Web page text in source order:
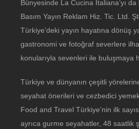
Bünyesinde La Cucina Italiana’yı
Basım Yayın Reklam Hiz. Tic. Ltd.
Türkiye’deki yayın hayatına dönüş
gastronomi ve fotoğraf severlere
konularıyla sevenleri ile buluşmaya
Türkiye ve dünyanın çeşitli
seyahat önerileri ve cezbedici
Food and Travel Türkiye’nin ilk
ayrıca gurme seyahatler, 48 saatlik